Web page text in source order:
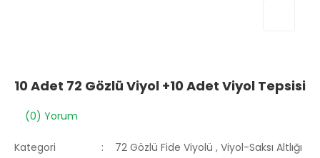
10 Adet 72 Gözlü Viyol +10 Adet Viyol Tepsisi
(0) Yorum
Kategori 72 Gözlü Fide Viyolü ,Viyol-Saksı Altlığı